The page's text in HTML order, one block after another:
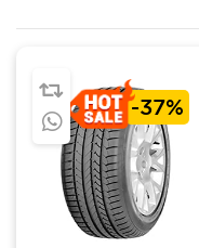
-37%